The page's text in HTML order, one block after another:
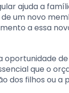
ajuda a
um novo
a essa
que o
dos filhos ou